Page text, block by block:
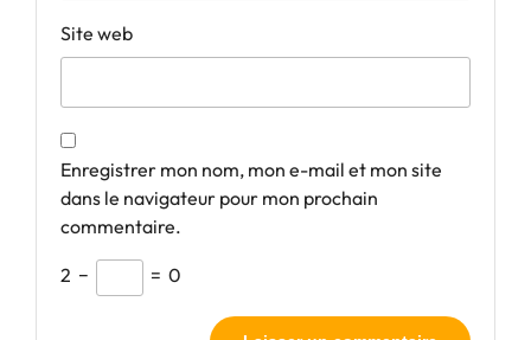
Site web
Enregistrer mon nom, mon e-mail et mon site
dans le navigateur pour mon prochain
commentaire.
2 − = 0